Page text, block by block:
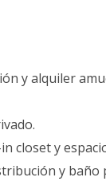
y alquiler
closet y
y baño